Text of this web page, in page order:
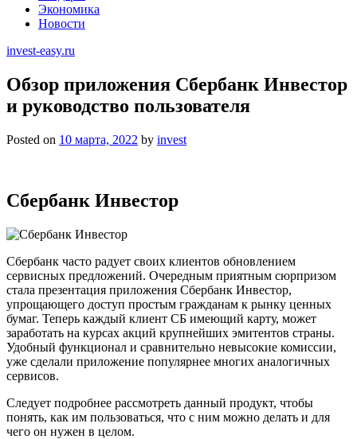
Экономика
Новости
invest-easy.ru
Обзор приложения Сбербанк Инвестор
и руководство пользователя
Posted on 10 марта, 2022 by invest
Сбербанк Инвестор
Сбербанк часто радует своих клиентов обновлением
сервисных предложений. Очередным приятным сюрпризом
стала презентация приложения Сбербанк Инвестор,
упрощающего доступ простым гражданам к рынку ценных
бумаг. Теперь каждый клиент СБ имеющий карту, может
заработать на курсах акций крупнейших эмитентов страны.
Удобный функционал и сравнительно невысокие комиссии,
уже сделали приложение популярнее многих аналогичных
сервисов.
Следует подробнее рассмотреть данный продукт, чтобы
понять, как им пользоваться, что с ним можно делать и для
чего он нужен в целом.